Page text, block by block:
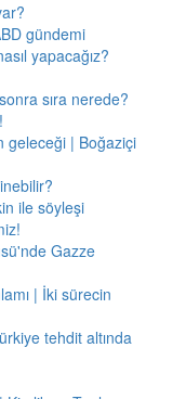
gündemi
yapacağız?
sıra nerede?
geleceği | Boğaziçi
ile söyleşi
Gazze
| İki sürecin
tehdit altında